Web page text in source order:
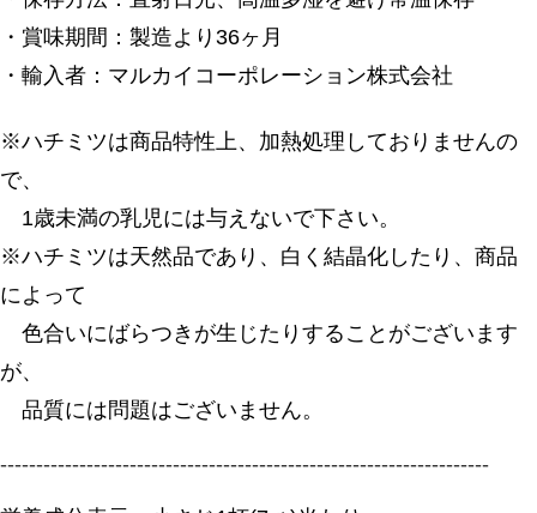
・賞味期間：製造より36ヶ月
・輸入者：マルカイコーポレーション株式会社
※ハチミツは商品特性上、加熱処理しておりませんの
で、
1歳未満の乳児には与えないで下さい。
※ハチミツは天然品であり、白く結晶化したり、商品
によって
色合いにばらつきが生じたりすることがございます
が、
品質には問題はございません。
--------------------------------------------------------------------